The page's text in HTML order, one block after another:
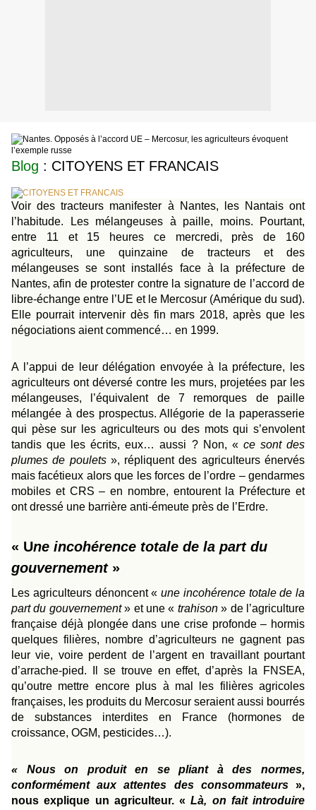
Blog : CITOYENS ET FRANCAIS
Voir des tracteurs manifester à Nantes, les Nantais ont
l’habitude. Les mélangeuses à paille, moins. Pourtant,
entre 11 et 15 heures ce mercredi, près de 160
agriculteurs, une quinzaine de tracteurs et des
mélangeuses se sont installés face à la préfecture de
Nantes, afin de protester contre la signature de l’accord de
libre-échange entre l’UE et le Mercosur (Amérique du sud).
Elle pourrait intervenir dès fin mars 2018, après que les
négociations aient commencé… en 1999.
A l’appui de leur délégation envoyée à la préfecture, les
agriculteurs ont déversé contre les murs, projetées par les
mélangeuses, l’équivalent de 7 remorques de paille
mélangée à des prospectus. Allégorie de la paperasserie
qui pèse sur les agriculteurs ou des mots qui s’envolent
tandis que les écrits, eux… aussi ? Non, « ce sont des
plumes de poulets», répliquent des agriculteurs énervés
mais facétieux alors que les forces de l’ordre – gendarmes
mobiles et CRS – en nombre, entourent la Préfecture et
ont dressé une barrière anti-émeute près de l’Erdre.
« Une incohérence totale de la part du
gouvernement»
Les agriculteurs dénoncent « une incohérence totale de la
part du gouvernement» et une « trahison» de l’agriculture
française déjà plongée dans une crise profonde – hormis
quelques filières, nombre d’agriculteurs ne gagnent pas
leur vie, voire perdent de l’argent en travaillant pourtant
d’arrache-pied. Il se trouve en effet, d’après la FNSEA,
qu’outre mettre encore plus à mal les filières agricoles
françaises, les produits du Mercosur seraient aussi bourrés
de substances interdites en France (hormones de
croissance, OGM, pesticides…).
« Nous on produit en se pliant à des normes,
conformément aux attentes des consommateurs»,
nous explique un agriculteur. «Là, on fait introduire